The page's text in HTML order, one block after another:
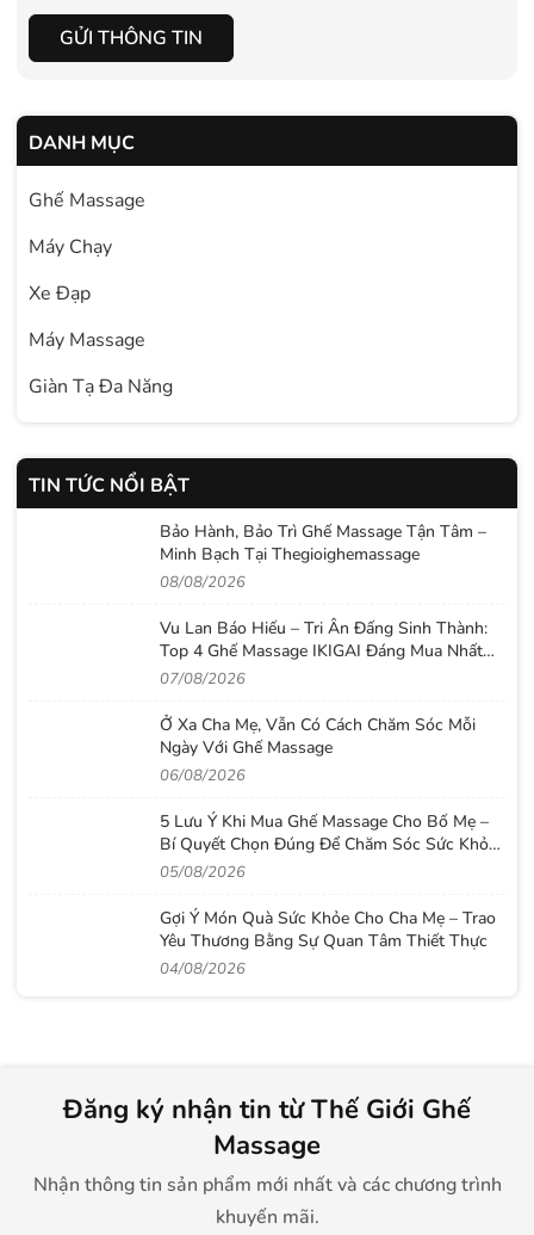
GỬI THÔNG TIN
DANH MỤC
Ghế Massage
Máy Chạy
Xe Đạp
Máy Massage
Giàn Tạ Đa Năng
TIN TỨC NỔI BẬT
Bảo Hành, Bảo Trì Ghế Massage Tận Tâm –
Minh Bạch Tại Thegioighemassage
08/08/2026
Vu Lan Báo Hiếu – Tri Ân Đấng Sinh Thành:
Top 4 Ghế Massage IKIGAI Đáng Mua Nhất
2026
07/08/2026
Ở Xa Cha Mẹ, Vẫn Có Cách Chăm Sóc Mỗi
Ngày Với Ghế Massage
06/08/2026
5 Lưu Ý Khi Mua Ghế Massage Cho Bố Mẹ –
Bí Quyết Chọn Đúng Để Chăm Sóc Sức Khỏe
Lâu Dài
05/08/2026
Gợi Ý Món Quà Sức Khỏe Cho Cha Mẹ – Trao
Yêu Thương Bằng Sự Quan Tâm Thiết Thực
04/08/2026
Đăng ký nhận tin từ Thế Giới Ghế
Massage
Nhận thông tin sản phẩm mới nhất và các chương trình
khuyến mãi.